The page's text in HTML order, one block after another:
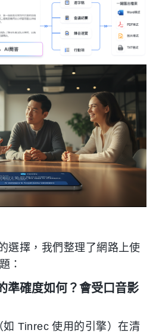
選擇，我們整理了網路上使
：
準確度如何？會受口音影
如 Tinrec 使用的引擎）在清